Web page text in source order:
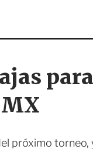
próximo torneo,